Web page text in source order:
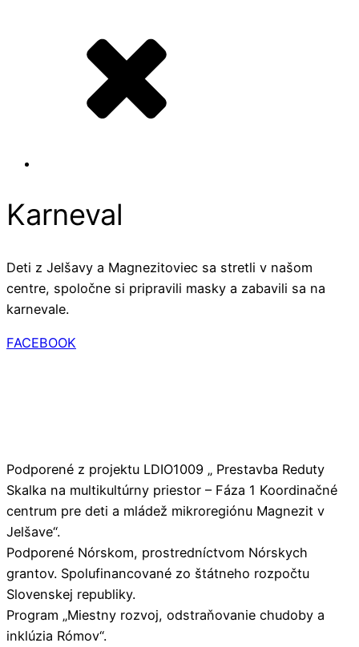
Karneval
Deti z Jelšavy a Magnezitoviec sa stretli v našom
centre, spoločne si pripravili masky a zabavili sa na
karnevale.
FACEBOOK
Podporené z projektu LDIO1009 „ Prestavba Reduty
Skalka na multikultúrny priestor – Fáza 1 Koordinačné
centrum pre deti a mládež mikroregiónu Magnezit v
Jelšave“.
Podporené Nórskom, prostredníctvom Nórskych
grantov. Spolufinancované zo štátneho rozpočtu
Slovenskej republiky.
Program „Miestny rozvoj, odstraňovanie chudoby a
inklúzia Rómov“.